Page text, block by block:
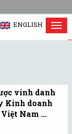
ENGLISH
vinh danh
Kinh doanh
Nam ...